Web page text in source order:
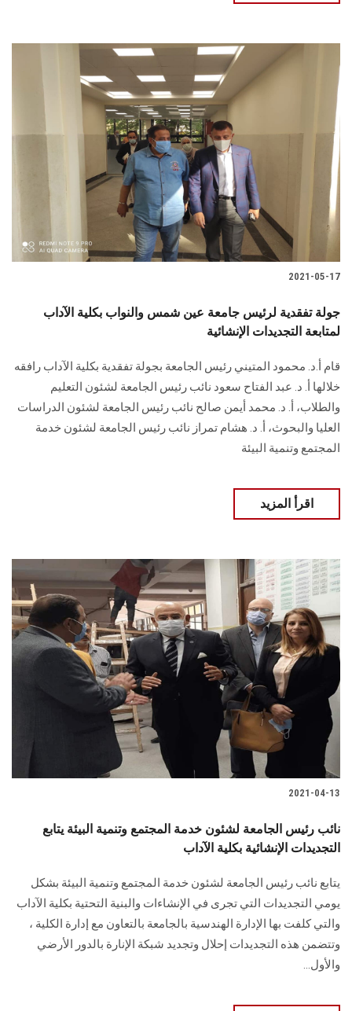
2021-05-17
جولة تفقدية لرئيس جامعة عين شمس والنواب بكلية الآداب
لمتابعة التجديدات الإنشائية
قام أ.د. محمود المتيني رئيس الجامعة بجولة تفقدية بكلية الآداب رافقه
خلالها أ. د. عبد الفتاح سعود نائب رئيس الجامعة لشئون التعليم
والطلاب، أ. د. محمد أيمن صالح نائب رئيس الجامعة لشئون الدراسات
العليا والبحوث، أ. د. هشام تمراز نائب رئيس الجامعة لشئون خدمة
المجتمع وتنمية البيئة
اقرأ المزيد
2021-04-13
نائب رئيس الجامعة لشئون خدمة المجتمع وتنمية البيئة يتابع
التجديدات الإنشائية بكلية الآداب
يتابع نائب رئيس الجامعة لشئون خدمة المجتمع وتنمية البيئة بشكل
يومي التجديدات التي تجرى في الإنشاءات والبنية التحتية بكلية الآداب
والتي كلفت بها الإدارة الهندسية بالجامعة بالتعاون مع إدارة الكلية ،
وتتضمن هذه التجديدات إحلال وتجديد شبكة الإنارة بالدور الأرضي
والأول…